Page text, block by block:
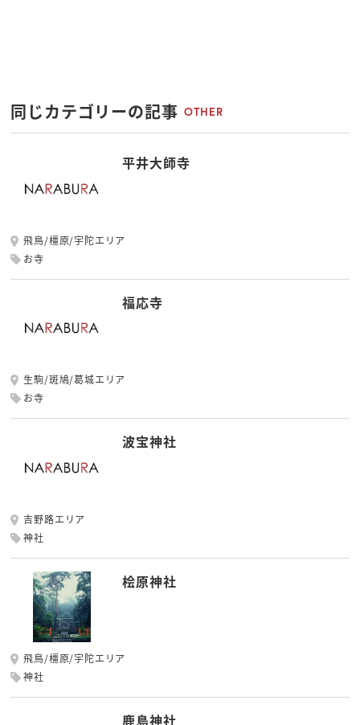
同じカテゴリーの記事 OTHER
平井大師寺
飛鳥/橿原/宇陀エリア
お寺
福応寺
生駒/斑鳩/葛城エリア
お寺
波宝神社
吉野路エリア
神社
桧原神社
飛鳥/橿原/宇陀エリア
神社
鹿島神社